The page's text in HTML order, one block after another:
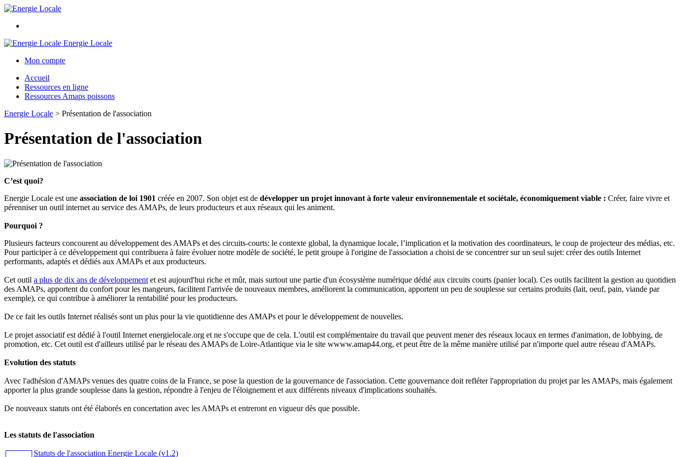
Energie Locale
Mon compte
Accueil
Ressources en ligne
Ressources Amaps poissons
Energie Locale > Présentation de l'association
Présentation de l'association
C’est quoi?
Energie Locale est une association de loi 1901 créée en 2007. Son objet est de développer un projet innovant à forte valeur environnementale et sociétale, économiquement viable : Créer, faire vivre et
pérenniser un outil internet au service des AMAPs, de leurs producteurs et aux réseaux qui les animent.
Pourquoi ?
Plusieurs facteurs concourent au développement des AMAPs et des circuits-courts: le contexte global, la dynamique locale, l’implication et la motivation des coordinateurs, le coup de projecteur des médias, etc.
Pour participer à ce développement qui contribuera à faire évoluer notre modèle de société, le petit groupe à l'origine de l'association a choisi de se concentrer sur un seul sujet: créer des outils Internet
performants, adaptés et dédiés aux AMAPs et aux producteurs.
Cet outil a plus de dix ans de développement et est aujourd'hui riche et mûr, mais surtout une partie d'un écosystème numérique dédié aux circuits courts (panier local). Ces outils facilitent la gestion au quotidien
des AMAPs, apportent du confort pour les mangeurs, facilitent l'arrivée de nouveaux membres, améliorent la communication, apportent un peu de souplesse sur certains produits (lait, oeuf, pain, viande par
exemple), ce qui contribue à améliorer la rentabilité pour les producteurs.
De ce fait les outils Internet réalisés sont un plus pour la vie quotidienne des AMAPs et pour le développement de nouvelles.
Le projet associatif est dédié à l'outil Internet energielocale.org et ne s'occupe que de cela. L'outil est complémentaire du travail que peuvent mener des réseaux locaux en termes d'animation, de lobbying, de
promotion, etc. Cet outil est d'ailleurs utilisé par le réseau des AMAPs de Loire-Atlantique via le site wwww.amap44.org, et peut être de la même manière utilisé par n'importe quel autre réseau d'AMAPs.
Evolution des statuts
Avec l'adhésion d'AMAPs venues des quatre coins de la France, se pose la question de la gouvernance de l'association. Cette gouvernance doit refléter l'appropriation du projet par les AMAPs, mais également
apporter la plus grande souplesse dans la gestion, répondre à l'enjeu de l'éloignement et aux différents niveaux d'implications souhaités.
De nouveaux statuts ont été élaborés en concertation avec les AMAPs et entreront en vigueur dès que possible.
Les statuts de l'association
Statuts de l'association Energie Locale (v1.2)